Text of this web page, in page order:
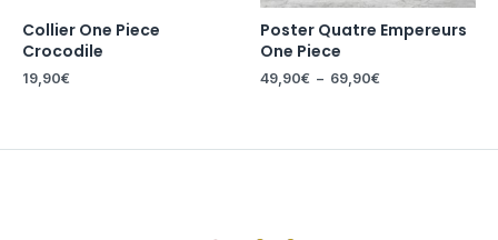
Collier One Piece
Crocodile
19,90€
Poster Quatre Empereurs
One Piece
49,90€ – 69,90€